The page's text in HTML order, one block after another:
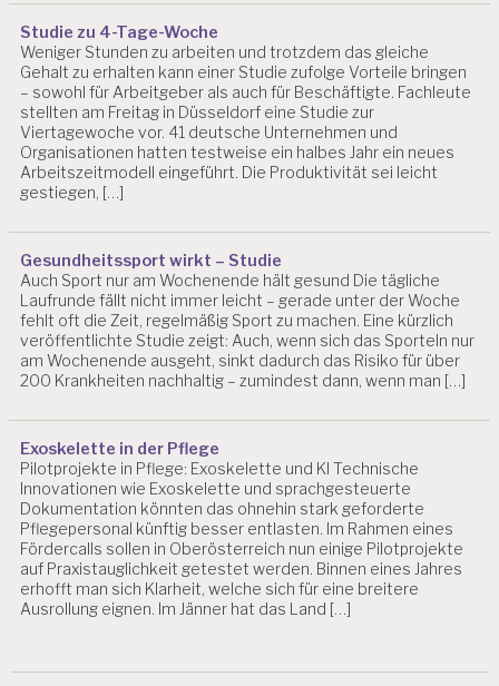
U
T
D
E
P
R
N
D
I
G
I
T
E
R
S
T
R
E
S
S
Studie zu 4-Tage-Woche
Weniger Stunden zu arbeiten und trotzdem das gleiche
Gehalt zu erhalten kann einer Studie zufolge Vorteile bringen
– sowohl für Arbeitgeber als auch für Beschäftigte. Fachleute
stellten am Freitag in Düsseldorf eine Studie zur
Viertagewoche vor. 41 deutsche Unternehmen und
Organisationen hatten testweise ein halbes Jahr ein neues
Arbeitszeitmodell eingeführt. Die Produktivität sei leicht
gestiegen, […]
Gesundheitssport wirkt – Studie
Auch Sport nur am Wochenende hält gesund Die tägliche
Laufrunde fällt nicht immer leicht – gerade unter der Woche
fehlt oft die Zeit, regelmäßig Sport zu machen. Eine kürzlich
veröffentlichte Studie zeigt: Auch, wenn sich das Sporteln nur
am Wochenende ausgeht, sinkt dadurch das Risiko für über
200 Krankheiten nachhaltig – zumindest dann, wenn man […]
Exoskelette in der Pflege
Pilotprojekte in Pflege: Exoskelette und KI Technische
Innovationen wie Exoskelette und sprachgesteuerte
Dokumentation könnten das ohnehin stark geforderte
Pflegepersonal künftig besser entlasten. Im Rahmen eines
Fördercalls sollen in Oberösterreich nun einige Pilotprojekte
auf Praxistauglichkeit getestet werden. Binnen eines Jahres
erhofft man sich Klarheit, welche sich für eine breitere
Ausrollung eignen. Im Jänner hat das Land […]